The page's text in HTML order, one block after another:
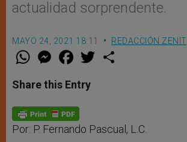
actualidad sorprendente.
MAYO 24, 2021 18:11 REDACCIÓN ZENIT
W
t
s
p
p
M
e
s
e
g
e
r
F
a
e
b
o
k
w
Share this Entry
Por: P. Fernando Pascual, L.C.